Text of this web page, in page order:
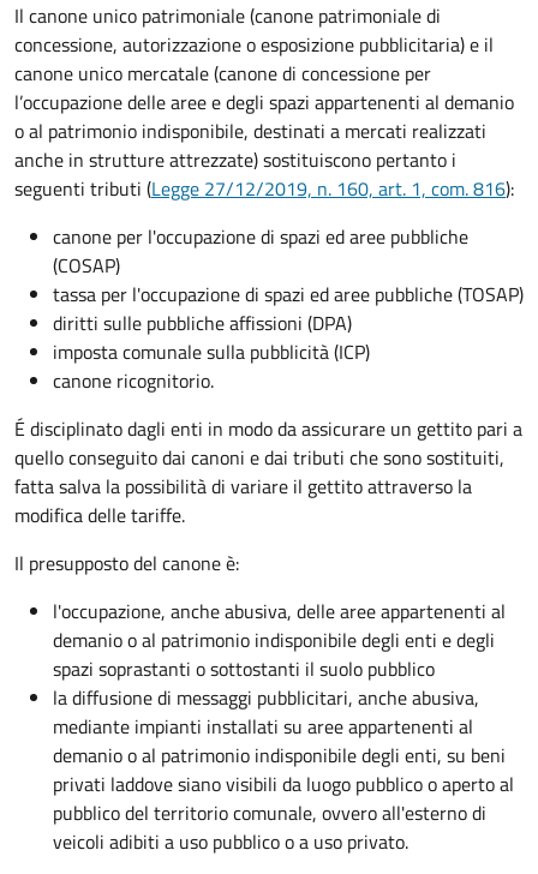
Il canone unico patrimoniale (canone patrimoniale di
concessione, autorizzazione o esposizione pubblicitaria) e il
canone unico mercatale (canone di concessione per
l’occupazione delle aree e degli spazi appartenenti al demanio
o al patrimonio indisponibile, destinati a mercati realizzati
anche in strutture attrezzate) sostituiscono pertanto i
seguenti tributi (Legge 27/12/2019, n. 160, art. 1, com. 816):
canone per l'occupazione di spazi ed aree pubbliche
(COSAP)
tassa per l'occupazione di spazi ed aree pubbliche (TOSAP)
diritti sulle pubbliche affissioni (DPA)
imposta comunale sulla pubblicità (ICP)
canone ricognitorio.
É disciplinato dagli enti in modo da assicurare un gettito pari a
quello conseguito dai canoni e dai tributi che sono sostituiti,
fatta salva la possibilità di variare il gettito attraverso la
modifica delle tariffe.
Il presupposto del canone è:
l'occupazione, anche abusiva, delle aree appartenenti al
demanio o al patrimonio indisponibile degli enti e degli
spazi soprastanti o sottostanti il suolo pubblico
la diffusione di messaggi pubblicitari, anche abusiva,
mediante impianti installati su aree appartenenti al
demanio o al patrimonio indisponibile degli enti, su beni
privati laddove siano visibili da luogo pubblico o aperto al
pubblico del territorio comunale, ovvero all'esterno di
veicoli adibiti a uso pubblico o a uso privato.